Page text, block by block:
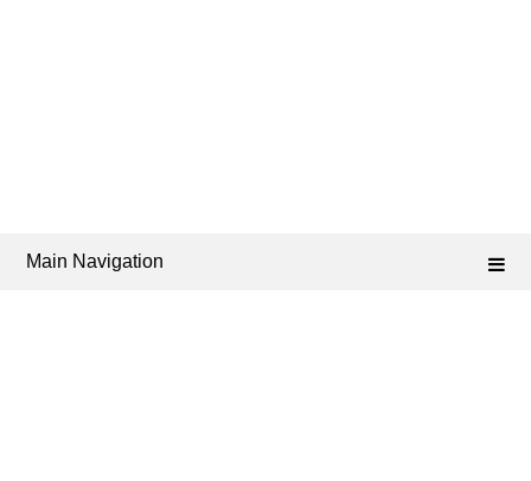
Main Navigation